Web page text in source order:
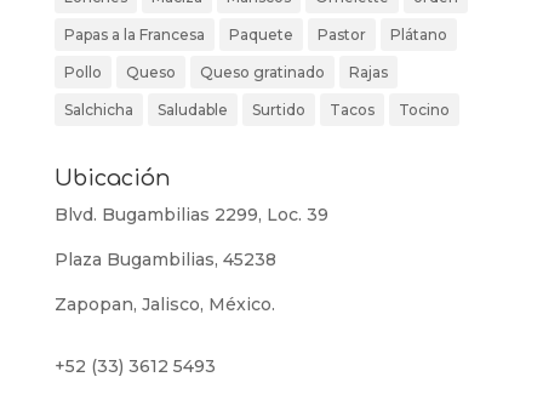
Papas a la Francesa Paquete Pastor Plátano
Pollo Queso Queso gratinado Rajas
Salchicha Saludable Surtido Tacos Tocino
Ubicación
Blvd. Bugambilias 2299, Loc. 39
Plaza Bugambilias, 45238
Zapopan, Jalisco, México.
+52 (33) 3612 5493